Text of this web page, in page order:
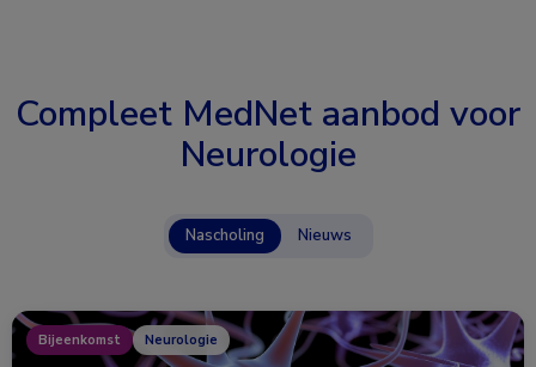
Compleet MedNet aanbod voor
Neurologie
Nascholing Nieuws
Bijeenkomst Neurologie